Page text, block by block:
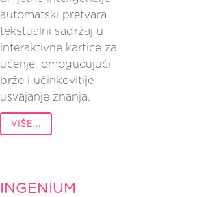
automatski pretvara
tekstualni sadržaj u
interaktivne kartice za
učenje, omogućujući
brže i učinkovitije
usvajanje znanja.
VIŠE...
INGENIUM